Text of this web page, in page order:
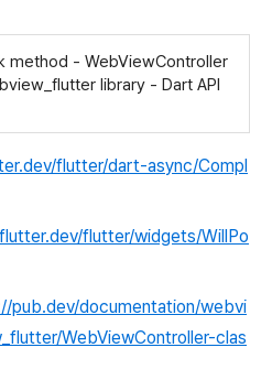
method - WebViewController
library - Dart API
flutter/dart-async/Compl
flutter/widgets/WillPo
pub.dev/documentation/webvi
WebViewController-clas